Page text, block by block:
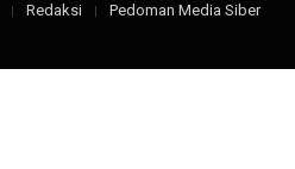
Redaksi Pedoman Media Siber